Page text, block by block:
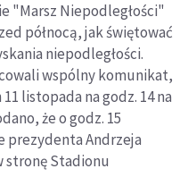
"Marsz Niepodległości"
północą, jak świętować
niepodległości.
wspólny komunikat,
listopada na godz. 14 na
że o godz. 15
prezydenta Andrzeja
stronę Stadionu